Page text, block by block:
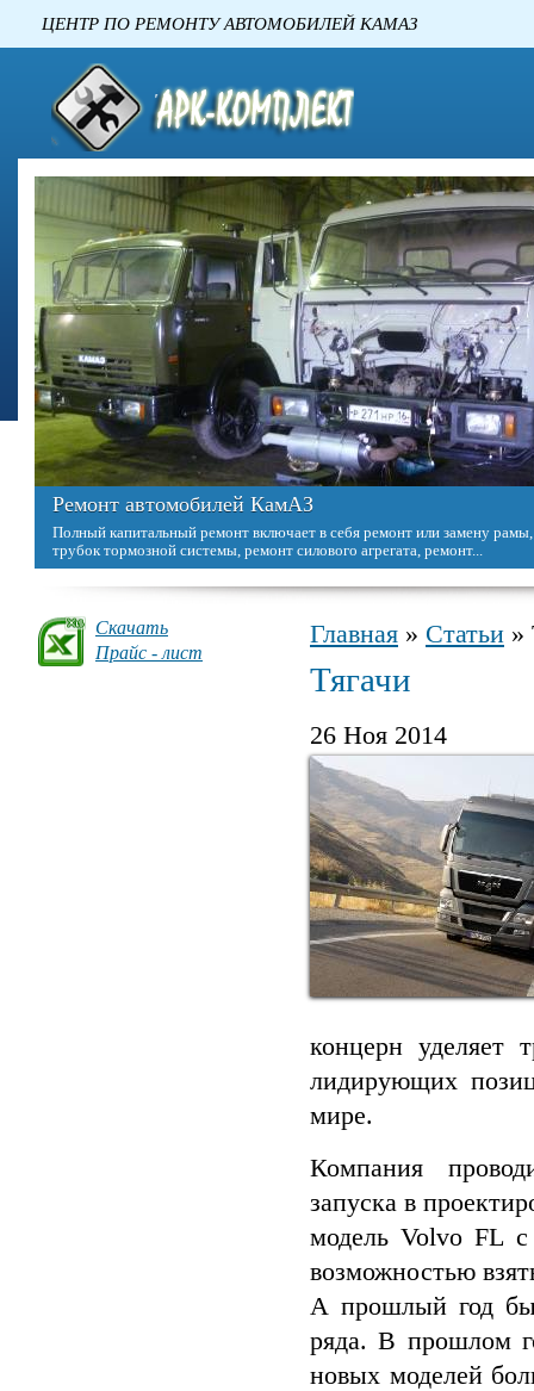
ЦЕНТР ПО РЕМОНТУ
Ремонт двигателей КАМАЗ
Двигатель – это сердце любого автомобиля. Однако в отличие от
можно восстановить, сделав капремонт.
Скачать
Прайс - лист
Вы здесь
Главная » Статьи »
Тягачи
26 Ноя 2014
концерн уделяет
лидирующих
мире.
Компания
запуска в
модель Volvo FL
возможностью
А прошлый год
ряда. В прошлом
новых моделей